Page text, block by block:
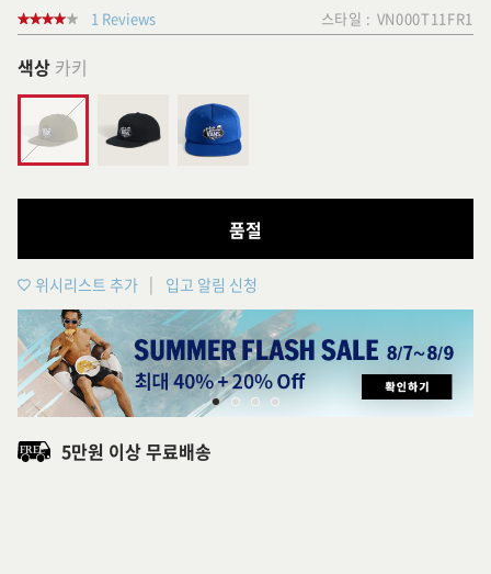
1 Reviews 스타일 : VN000T11FR1
색상 카키
품절
위시리스트 추가 입고 알림 신청
5만원 이상 무료배송